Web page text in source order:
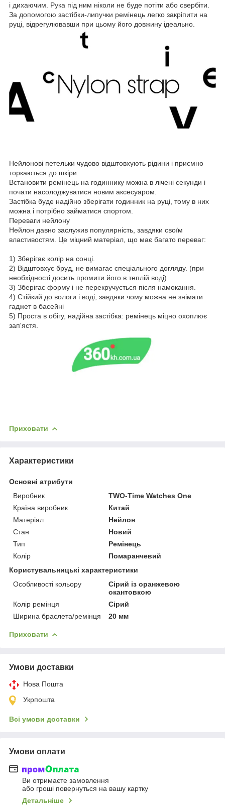
і дихаючим. Рука під ним ніколи не буде потіти або свербіти.
За допомогою застібки-липучки ремінець легко закріпити на
руці, відрегулювавши при цьому його довжину ідеально.
Нейлонові петельки чудово відштовхують рідини і приємно
торкаються до шкіри.
Встановити ремінець на годиннику можна в лічені секунди і
почати насолоджуватися новим аксесуаром.
Застібка буде надійно зберігати годинник на руці, тому в них
можна і потрібно займатися спортом.
Переваги нейлону
Нейлон давно заслужив популярність, завдяки своїм
властивостям. Це міцний матеріал, що має багато переваг:
1) Зберігає колір на сонці.
2) Відштовхує бруд, не вимагає спеціального догляду. (при
необхідності досить промити його в теплій воді)
3) Зберігає форму і не перекручується після намокання.
4) Стійкий до вологи і воді, завдяки чому можна не знімати
гаджет в басейні
5) Проста в обігу, надійна застібка: ремінець міцно охоплює
зап'ястя.
Приховати
Характеристики
Основні атрибути
Виробник
TWO-Time Watches One
Країна виробник
Китай
Матеріал
Нейлон
Стан
Новий
Тип
Ремінець
Колір
Помаранчевий
Користувальницькі характеристики
Особливості кольору
Сірий із оранжевою
окантовкою
Колір ремінця
Сірий
Ширина браслета/ремінця
20 мм
Приховати
Умови доставки
Нова Пошта
Укрпошта
Всі умови доставки
Умови оплати
Ви отримаєте замовлення
або гроші повернуться на вашу картку
Детальніше